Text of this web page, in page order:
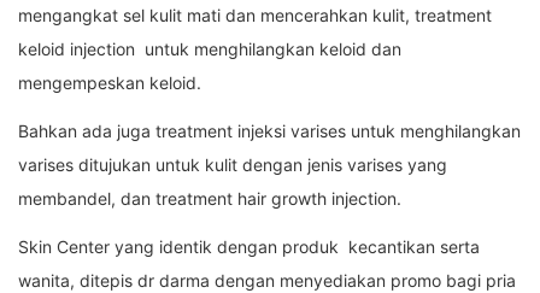
mengangkat sel kulit mati dan mencerahkan kulit, treatment
keloid injection untuk menghilangkan keloid dan
mengempeskan keloid.
Bahkan ada juga treatment injeksi varises untuk menghilangkan
varises ditujukan untuk kulit dengan jenis varises yang
membandel, dan treatment hair growth injection.
Skin Center yang identik dengan produk kecantikan serta
wanita, ditepis dr darma dengan menyediakan promo bagi pria